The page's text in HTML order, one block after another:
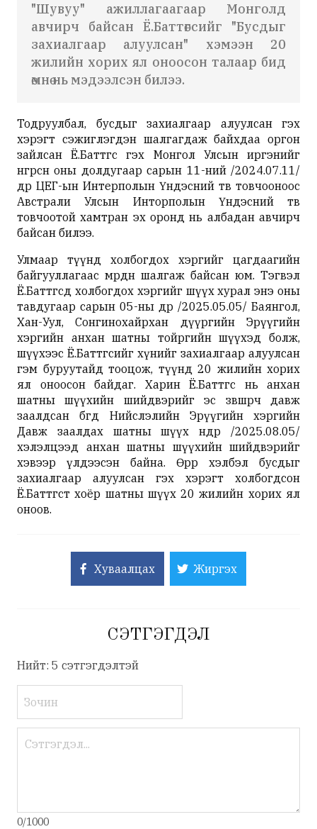
"Шувуу" ажиллагаагаар Монголд
авчирч байсан Ё.Баттөгсийг "Бусдыг
захиалгаар алуулсан" хэмээн 20
жилийн хорих ял оноосон талаар бид
өмнө нь мэдээлсэн билээ.
Тодруулбал, бусдыг захиалгаар алуулсан гэх
хэрэгт сэжиглэгдэн шалгагдаж байхдаа оргон
зайлсан Ё.Баттөгс гэх Монгол Улсын иргэнийг
өнгөрсөн оны долдугаар сарын 11-ний /2024.07.11/
өдөр ЦЕГ-ын Интерполын Үндэсний төв товчооноос
Австрали Улсын Инторполын Үндэсний төв
товчоотой хамтран эх оронд нь албадан авчирч
байсан билээ.
Улмаар түүнд холбогдох хэргийг цагдаагийн
байгууллагаас мөрдөн шалгаж байсан юм. Тэгвэл
Ё.Баттөгсөд холбогдох хэргийг шүүх хурал энэ оны
тавдугаар сарын 05-ны өдөр /2025.05.05/ Баянгол,
Хан-Уул, Сонгинохайрхан дүүргийн Эрүүгийн
хэргийн анхан шатны тойргийн шүүхэд болж,
шүүхээс Ё.Баттөгсийг хүнийг захиалгаар алуулсан
гэм буруутайд тооцож, түүнд 20 жилийн хорих
ял оноосон байдаг. Харин Ё.Баттөгс нь анхан
шатны шүүхийн шийдвэрийг эс зөвшөөрч давж
заалдсан бөгөөд Нийслэлийн Эрүүгийн хэргийн
Давж заалдах шатны шүүх өнөөдөр /2025.08.05/
хэлэлцээд анхан шатны шүүхийн шийдвэрийг
хэвээр үлдээсэн байна. Өөрөөр хэлбэл бусдыг
захиалгаар алуулсан гэх хэрэгт холбогдсон
Ё.Баттөгст хоёр шатны шүүх 20 жилийн хорих ял
оноов.
Хуваалцах Жиргэх
СЭТГЭГДЭЛ
Нийт: 5 сэтгэгдэлтэй
0/1000